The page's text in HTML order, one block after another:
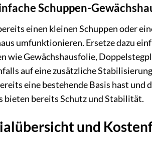
Schuppen-
einen kleinen Schuppen oder
umfunktionieren. Ersetze dazu
wie Gewächshausfolie,
auf eine zusätzliche
eine bestehende Basis hast
bieten bereits Schutz und Stabilität.
und